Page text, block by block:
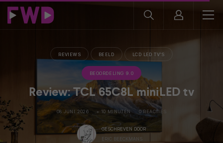
REVIEWS BEELD LCD LED TV'S
BEOORDELING 9.0
Review: TCL 65C8L miniLED tv
08 JUNI 2026 + 10 MINUTEN 0 REACTIES
GESCHREVEN DOOR
ERIC BEECKMANS